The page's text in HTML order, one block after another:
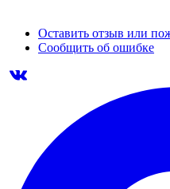
Оставить отзыв или
Сообщить об ошибке